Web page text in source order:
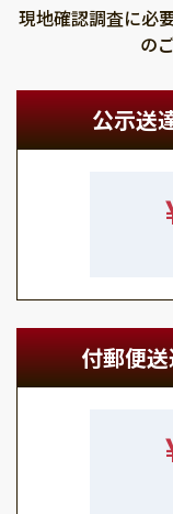
現地確認調査に必
の
公示送
付郵便